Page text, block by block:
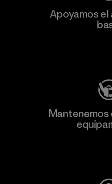
Apoyamos
Mantenemos